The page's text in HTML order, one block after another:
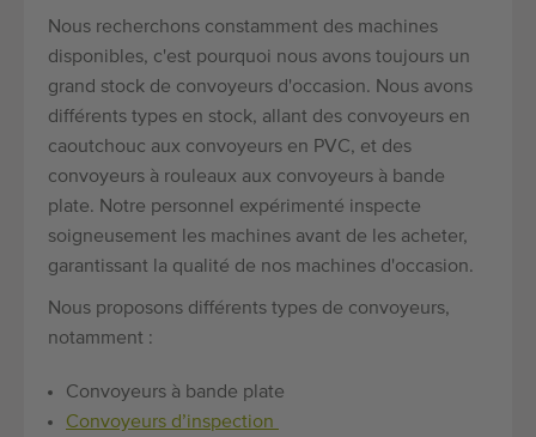
Nous recherchons constamment des machines
disponibles, c'est pourquoi nous avons toujours un
grand stock de convoyeurs d'occasion. Nous avons
différents types en stock, allant des convoyeurs en
caoutchouc aux convoyeurs en PVC, et des
convoyeurs à rouleaux aux convoyeurs à bande
plate. Notre personnel expérimenté inspecte
soigneusement les machines avant de les acheter,
garantissant la qualité de nos machines d'occasion.
Nous proposons différents types de convoyeurs,
notamment :
Convoyeurs à bande plate
Convoyeurs d’inspection